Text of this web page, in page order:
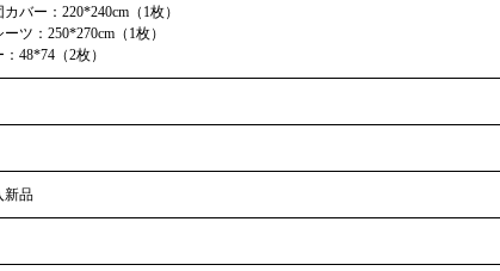
バー：220*240cm（1枚）
ツ：250*270cm（1枚）
48*74（2枚）
新品